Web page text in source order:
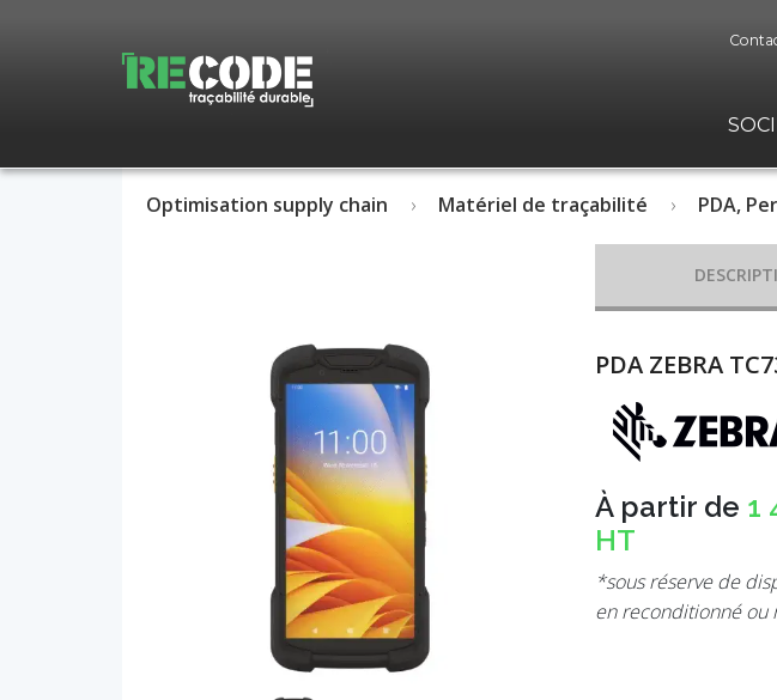
Optimisation supply chain Matériel de traçabilité PDA,
PDA ZEBRA
À partir de 1
HT
*sous réserve de
en reconditionné ou